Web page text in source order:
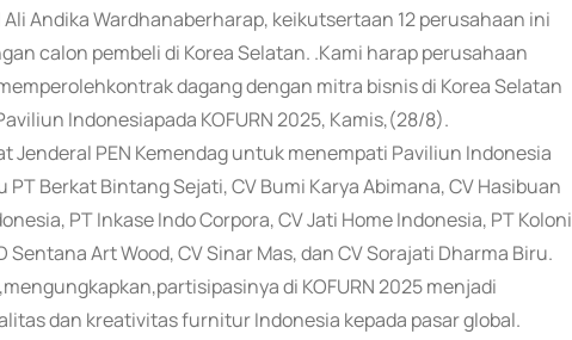
Andika Wardhanaberharap, keikutsertaan 12 perusahaan ini
calon pembeli di Korea Selatan. .Kami harap perusahaan
dagang dengan mitra bisnis di Korea Selatan
Indonesiapada KOFURN 2025, Kamis,(28/8).
PEN Kemendag untuk menempati Paviliun Indonesia
Berkat Bintang Sejati, CV Bumi Karya Abimana, CV Hasibuan
PT Inkase Indo Corpora, CV Jati Home Indonesia, PT Koloni
Art Wood, CV Sinar Mas, dan CV Sorajati Dharma Biru.
di KOFURN 2025 menjadi
dan kreativitas furnitur Indonesia kepada pasar global.